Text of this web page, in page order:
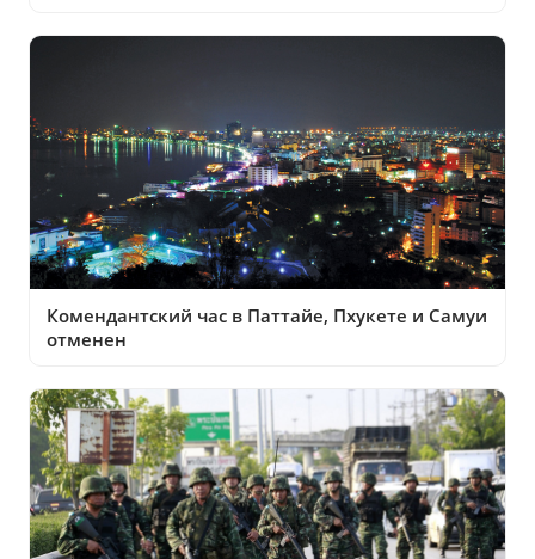
Комендантский час в Паттайе, Пхукете и Самуи
отменен